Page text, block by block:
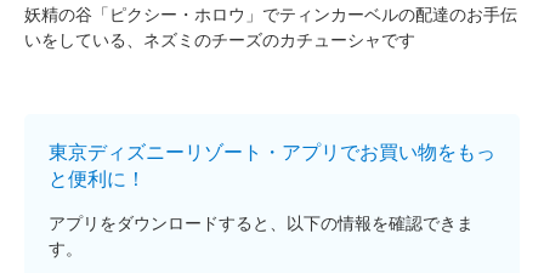
妖精の谷「ピクシー・ホロウ」でティンカーベルの配達のお手伝
いをしている、ネズミのチーズのカチューシャです
東京ディズニーリゾート・アプリでお買い物をもっ
と便利に！
アプリをダウンロードすると、以下の情報を確認できま
す。